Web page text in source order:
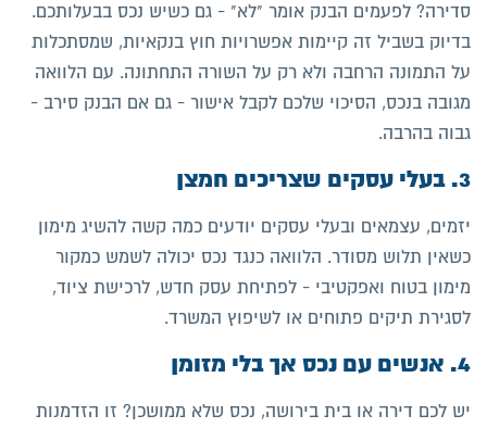
סדירה? לפעמים הבנק אומר "לא" - גם כשיש נכס בבעלותכם.
בדיוק בשביל זה קיימות אפשרויות חוץ בנקאיות, שמסתכלות
על התמונה הרחבה ולא רק על השורה התחתונה. עם הלוואה
מגובה בנכס, הסיכוי שלכם לקבל אישור - גם אם הבנק סירב -
גבוה בהרבה.
3. בעלי עסקים שצריכים חמצן
יזמים, עצמאים ובעלי עסקים יודעים כמה קשה להשיג מימון
כשאין תלוש מסודר. הלוואה כנגד נכס יכולה לשמש כמקור
מימון בטוח ואפקטיבי - לפתיחת עסק חדש, לרכישת ציוד,
לסגירת תיקים פתוחים או לשיפוץ המשרד.
4. אנשים עם נכס אך בלי מזומן
יש לכם דירה או בית בירושה, נכס שלא ממושכן? זו הזדמנות